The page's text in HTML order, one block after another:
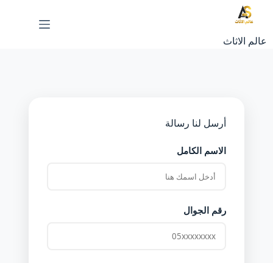
عالم الاثاث
أرسل لنا رسالة
الاسم الكامل
رقم الجوال